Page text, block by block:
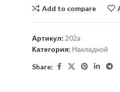
Add to compare
Артикул: 202a
Категория: Накладной
Share: